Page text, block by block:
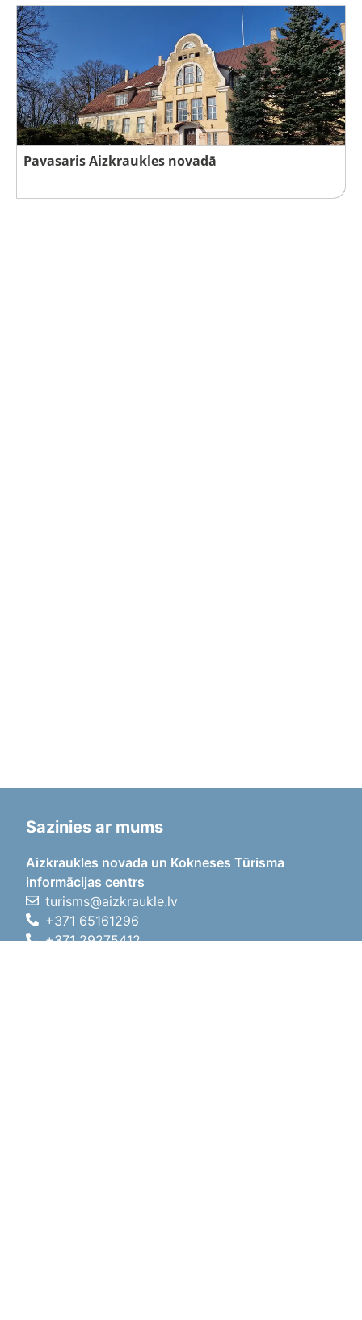
Pavasaris Aizkraukles novadā
Sazinies ar mums
Aizkraukles novada un Kokneses Tūrisma
informācijas centrs
turisms@aizkraukle.lv
+371 65161296
+371 29275412